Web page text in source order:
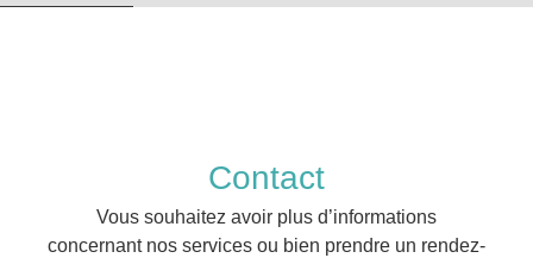
Contact
Vous souhaitez avoir plus d’informations
concernant nos services ou bien prendre un rendez-